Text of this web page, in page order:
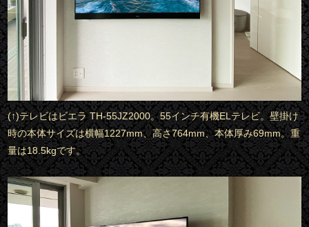
(↑)テレビはビエラ TH-55JZ2000。55インチ有機ELテレビ。壁掛け
時の本体サイズは横幅1227mm、高さ764mm、本体厚み69mm。重
量は18.5kgです。